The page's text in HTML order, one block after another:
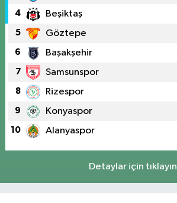
4 Beşiktaş
5 Göztepe
6 Başakşehir
7 Samsunspor
8 Rizespor
9 Konyaspor
10 Alanyaspor
Detaylar için tıklayın